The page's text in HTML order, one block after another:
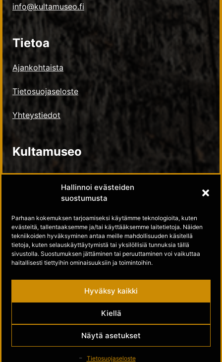
Hallinnoi evästeiden
suostumusta
Parhaan kokemuksen tarjoamiseksi käytämme teknologioita, kuten
evästeitä, tallentaaksemme ja/tai käyttääksemme laitetietoja. Näiden
tekniikoiden hyväksyminen antaa meille mahdollisuuden käsitellä
tietoja, kuten selauskäyttäytymistä tai yksilöllisiä tunnuksia tällä
sivustolla. Suostumuksen jättäminen tai peruuttaminen voi vaikuttaa
haitallisesti tiettyihin ominaisuuksiin ja toimintoihin.
Hyväksy kaikki
Kiellä
Näytä asetukset
Tietosuojaseloste
info@kultamuseo.fi
Tietoa
Ajankohtaista
Tietosuojaseloste
Yhteystiedot
Kultamuseo
Kultamuseosäätiö
Seuraa meitä
Kultamuseo Facebookissa
Kultamuseo Instagramissa